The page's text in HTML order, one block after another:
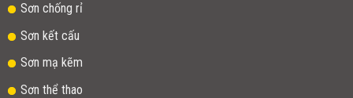
Sơn chống rỉ
Sơn kết cấu
Sơn mạ kẽm
Sơn thể thao